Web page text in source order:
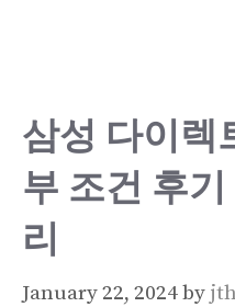
삼성 다이렉
부 조건 후
리
January 22, 2024by